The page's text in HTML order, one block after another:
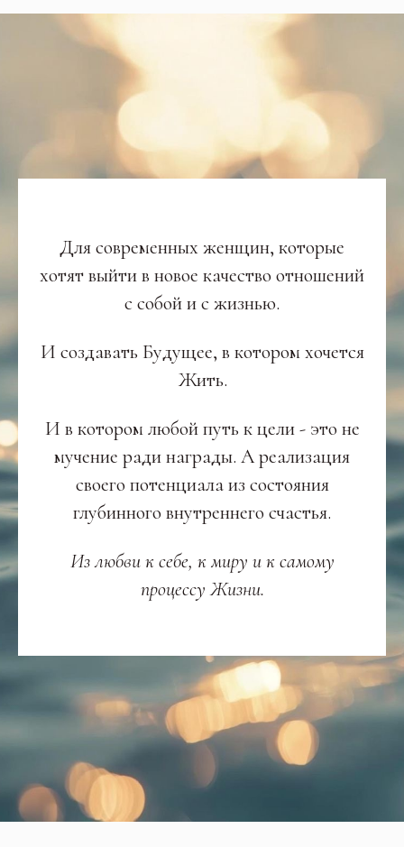
Для современных женщин, которые
хотят выйти в новое качество отношений
с собой и с жизнью.
И создавать Будущее, в котором хочется
Жить.
И в котором любой путь к цели - это не
мучение ради награды. А реализация
своего потенциала из состояния
глубинного внутреннего счастья.
Из любви к себе, к миру и к самому
процессу Жизни.